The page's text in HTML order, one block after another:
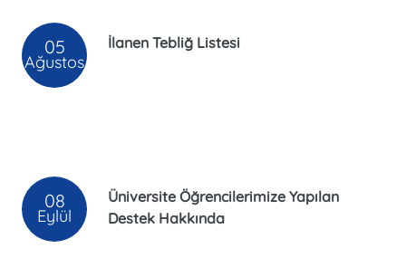
05
Ağustos
İlanen Tebliğ Listesi
08
Eylül
Üniversite Öğrencilerimize Yapılan
Destek Hakkında